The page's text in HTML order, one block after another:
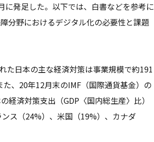
発足した。以下では、白書などを参考に
分野におけるデジタル化の必要性と課題
た日本の主な経済対策は事業規模で約191
、20年12月末のIMF（国際通貨基金）の
済対策支出（GDP〈国内総生産〉比）
ス（24%）、米国（19%）、カナダ